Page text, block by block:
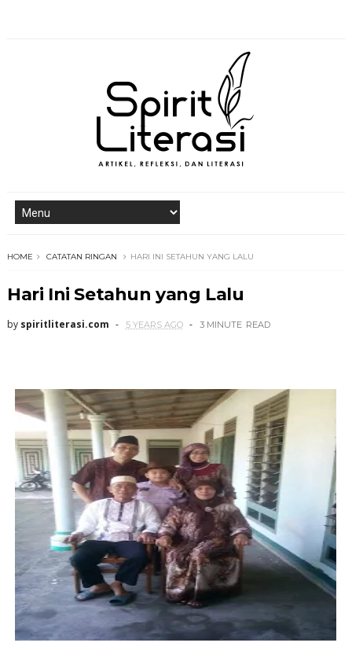
HOME CATATAN RINGAN HARI INI SETAHUN YANG LALU
Hari Ini Setahun yang Lalu
by spiritliterasi.com 5 YEARS AGO 3 MINUTE READ